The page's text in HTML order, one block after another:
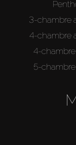
3-chambre
4-chambre
4-
5-